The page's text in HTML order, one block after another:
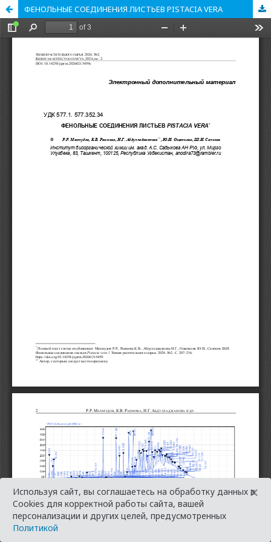
ФЕНОЛЬНЫЕ СОЕДИНЕНИЯ ЛИСТЬЕВ PISTACIA VERA
Используя сайт, вы соглашаетесь на обработку данных в
Cookies для корректной работы сайта, вашей
персонализации и других целей, предусмотренных
Политикой
×